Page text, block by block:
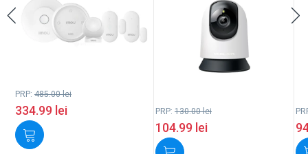
PRP: 485.00lei
334.99 lei PRP: 130.00lei
104.99 lei